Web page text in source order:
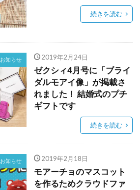
続きを読む
お知らせ 2019年2月24日
ゼクシィ4月号に「ブライ
ダルモアイ像」が掲載さ
れました！ 結婚式のプチ
ギフトです
続きを読む
お知らせ 2019年2月18日
モアーチョのマスコット
を作るためクラウドファ